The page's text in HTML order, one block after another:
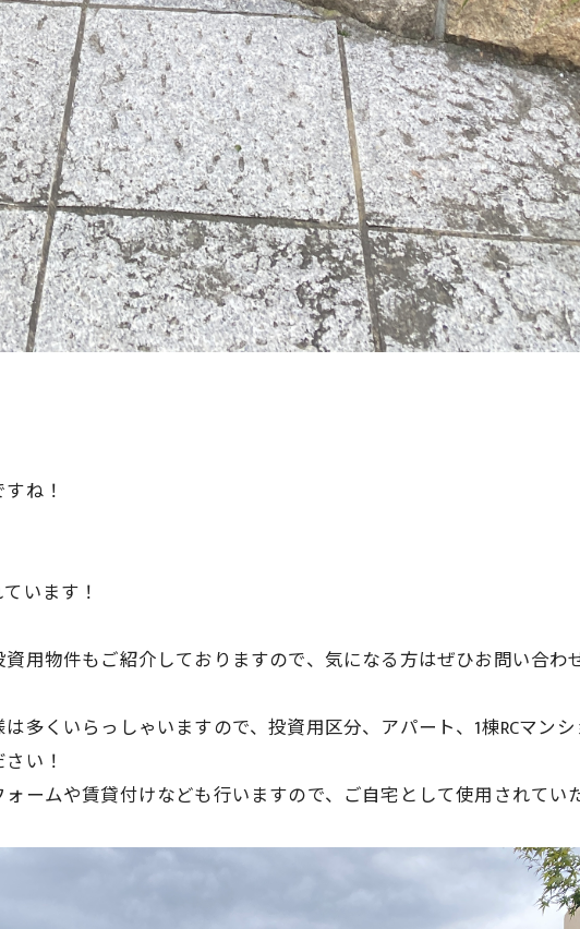
ね！
います！
用物件もご紹介しておりますので、気になる方はぜひお問い合わ
多くいらっしゃいますので、投資用区分、アパート、1棟RCマン
い！
ームや賃貸付けなども行いますので、ご自宅として使用されてい